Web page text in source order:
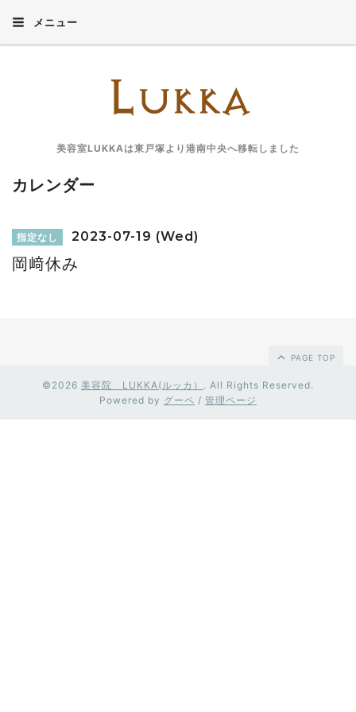
メニュー
美容室LUKKAは東戸塚より港南中央へ移転しました
カレンダー
指定なし 2023-07-19 (Wed)
岡﨑休み
PAGE TOP
©2026 美容院 LUKKA(ルッカ） . All Rights Reserved.
Powered by グーペ / 管理ページ